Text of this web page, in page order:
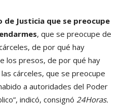
Justicia que se preocupe
, que se preocupe de
de por qué hay
los presos, de por qué hay
cárceles, que se preocupe
a autoridades del Poder
indicó, consignó 24Horas.